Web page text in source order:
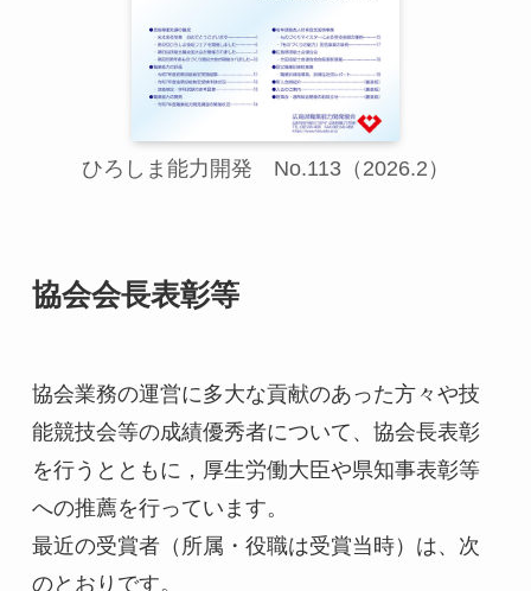
ひろしま能力開発 No.113（2026.2）
協会会長表彰等
協会業務の運営に多大な貢献のあった方々や技
能競技会等の成績優秀者について、協会長表彰
を行うとともに，厚生労働大臣や県知事表彰等
への推薦を行っています。
最近の受賞者（所属・役職は受賞当時）は、次
のとおりです。